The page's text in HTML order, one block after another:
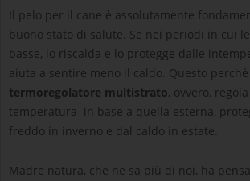
Il pelo per il cane è assolutamente
buono stato di salute. Se nei periodi in cui
basse, lo riscalda e lo protegge dalle
aiuta a sentire meno il caldo. Questo
termoregolatore multistrato, ovvero,
temperatura in base a quella esterna,
freddo in inverno e dal caldo in estate.
Madre natura, che ne sa più di noi, ha